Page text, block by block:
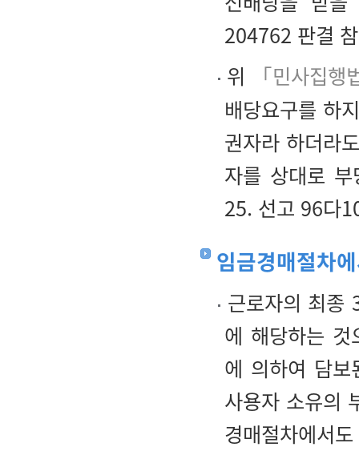
204762 판결
위
「민사집
배당요구를 하
권자라 하더라
자를 상대로
25. 선고 96다
임금경매절차
근로자의 최종
에 해당하는 것
에 의하여 담보
사용자 소유의
경매절차에서